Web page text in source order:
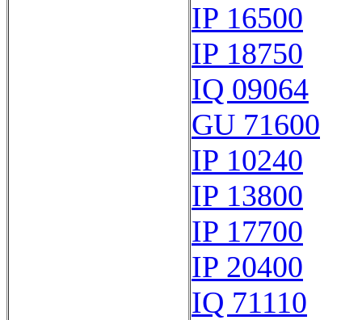
IP 16500
IP 18750
IQ 09064
GU 71600
IP 10240
IP 13800
IP 17700
IP 20400
IQ 71110